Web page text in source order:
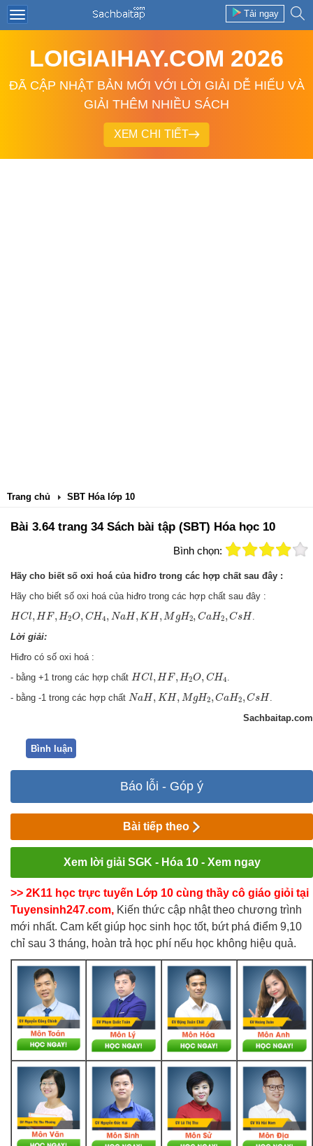
Tải ngay
LOIGIAIHAY.COM 2026
ĐÃ CẬP NHẬT BẢN MỚI VỚI LỜI GIẢI DỄ HIỂU VÀ
GIẢI THÊM NHIỀU SÁCH
XEM CHI TIẾT
Trang chủ SBT Hóa lớp 10
Bài 3.64 trang 34 Sách bài tập (SBT) Hóa học 10
Bình chọn:
Hãy cho biết số oxi hoá của hiđro trong các hợp chất sau đây :
Hãy cho biết số oxi hoá của hiđro trong các hợp chất sau đây :
HCl,HF,H2O, CH4, NaH,KH,M gH2, CaH2,CsH
HCl,H F,H2 O, CH 4,Na H,K H, MgH2 ,Ca H2 Cs H
.
Lời giải:
Hiđro có số oxi hoá :
- bằng +1 trong các hợp chất HCl,HF,H2O, CH4
HCl,H F,H2 O, CH 4
.
- bằng -1 trong các hợp chất NaH , KH , MgH2,CaH2,CsH
Na H,K H,M gH2 ,C H2 Cs H
.
Sachbaitap.com
Bình luận
Báo lỗi - Góp ý
Bài tiếp theo
Xem lời giải SGK - Hóa 10 - Xem ngay
>> 2K11 học trực tuyến Lớp 10 cùng thầy cô giáo giỏi tại
Tuyensinh247.com, Kiến thức cập nhật theo chương trình
mới nhất. Cam kết giúp học sinh học tốt, bứt phá điểm 9,10
chỉ sau 3 tháng, hoàn trả học phí nếu học không hiệu quả.